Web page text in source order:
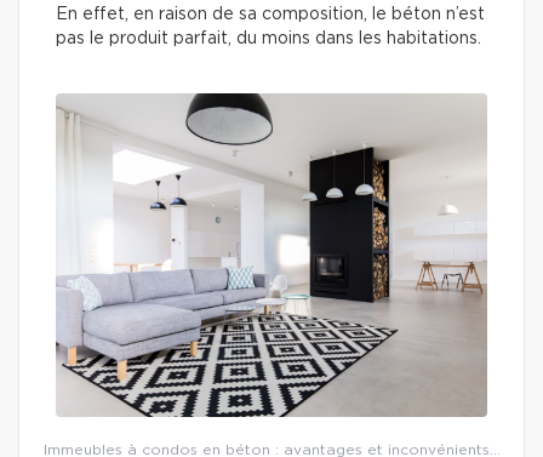
En effet, en raison de sa composition, le béton n’est
pas le produit parfait, du moins dans les habitations.
Immeubles à condos en béton : avantages et inconvénients…